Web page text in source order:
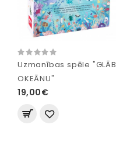
Uzmanības spēle "GLĀB
OKEĀNU"
19,00€